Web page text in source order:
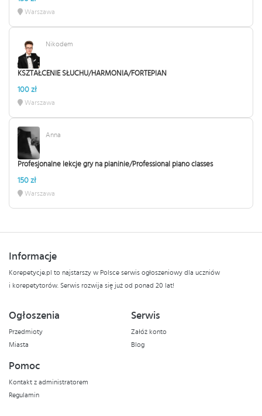
Warszawa
Nikodem
KSZTAŁCENIE SŁUCHU/HARMONIA/FORTEPIAN
100 zł
Warszawa
Anna
Profesjonalne lekcje gry na pianinie/Professional piano classes
150 zł
Warszawa
Informacje
Korepetycje.pl to najstarszy w Polsce serwis ogłoszeniowy dla uczniów
i korepetytorów. Serwis rozwija się już od ponad 20 lat!
Ogłoszenia
Przedmioty
Miasta
Serwis
Załóż konto
Blog
Pomoc
Kontakt z administratorem
Regulamin